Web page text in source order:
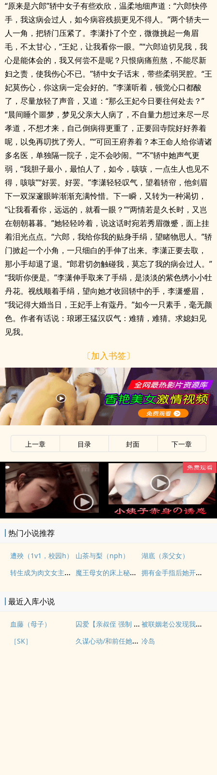
“原来是六郎”轿中女子有些欢欣，温柔地细声道：“六郎快停
手，我这病会过人，如今病容残损更见不得人。”两个轿夫一
人一角，把轿门压紧了。李潇扑了个空，微微挑起一角眉
毛，不太甘心，“王妃，让我看你一眼。”“六郎迫切见我，我
心是能体会的，我又何尝不是呢？只恨病痛煎熬，不能尽新
妇之责，使我伤心不已。”轿中女子话末，带些柔弱哭腔。“王
妃莫伤心，你这病一定会好的。”李潇听着，顿觉心口都酸
了，尽量放轻了声音，又道：“那么王妃今日要往何处去？”
“晨间睡个噩梦，梦见父亲大人病了，不自量力想过来尽一尽
孝道，不想才来，自己倒病得更重了，正要回寺院好好养着
呢，以免再叨扰了旁人。”“可回王府养着？本王命人给你请诸
多名医，单独隔一院子，定不会吵闹。”“不”轿中她声气更
弱，“我胆子最小，最怕人了，如今，咳咳，一点生人也见不
得，咳咳”“好罢。好罢。”李潇轻轻叹气，望着轿帘，他剑眉
下一双深邃眼眸渐渐充满怜惜。下一瞬，又转为一种渴切，
“让我看看你，远远的，就看一眼？”“两情若是久长时，又岂
在朝朝暮暮。”她轻轻吟着，说这话时宛若秀眉微蹙，面上挂
着泪光点点。“六郎，我给你我的贴身手绢，望睹物思人。”轿
门掀起一个小角，一只细白的手伸了出来。李潇正要去取，
那小手却退了退。“郎君切勿触碰我，莫忘了我的病会过人。”
“我听你便是。”李潇伸手取来了手绢，是淡淡的紫色绣小小牡
丹花。视线顺着手绢，望向她才收回轿中的手，李潇蹙眉，
“我记得大婚当日，王妃手上有蔻丹。”如今一只素手，毫无颜
色。作者有话说：琅琊王猛汉叹气：难猜，难猜。求媳妇见
见我。
〔加入书签〕
上一章 目录 封面 下一章
热门小说推荐
遭殃（1v1，校园h） 山茶与梨（nph） 湖底（亲父女）
转生成为肉文女主的女儿后（星际nph） 魔王母女的床上秘情（gl乱伦） 拥有金手指后她开始为所欲为（nph）
最近入库小说
血藤（母子） 囚爱【亲叔侄 强制 1v1 H】 被联姻老公发现我写po文后
［SK］ 久谋心动/和前任她小姨先婚后爱 冷岛